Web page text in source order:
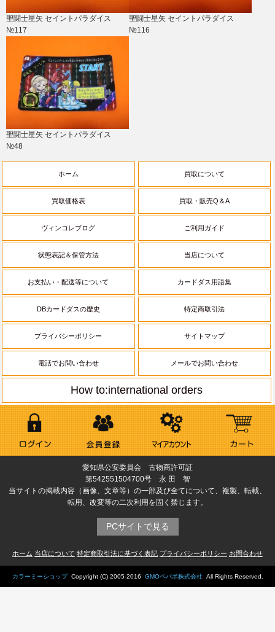
聖闘士星矢 セイントパラダイス
№117
聖闘士星矢 セイントパラダイス
№116
聖闘士星矢 セイントパラダイス
№48
ホーム 買取について
買取価格表 買取・販売Q＆A
ヴィンコレブログ ご利用ガイド
状態表記＆保管方法 当店について
お支払い・配送等について カードダス用語集
DBカードダスの歴史 特定商取引法
プライバシーポリシー サイトマップ
電話でお問い合わせ メールでお問い合わせ
How to:international orders
愛知県公安委員会 古物商許可証
第542551504700号 永 田 智
当サイトの掲載内容（画像、文章等）の一部及び全てについて、複製、転載、
転用、改変等の二次利用を固く禁じます。
PCサイトで見る
ホーム 当店について 特定商取引法に基づく表記 プライバシーポリシー お問合わせ
カラーミーショップCopyright (C) 2005-2016 GMOペパボ株式会社All Rights Reserved.